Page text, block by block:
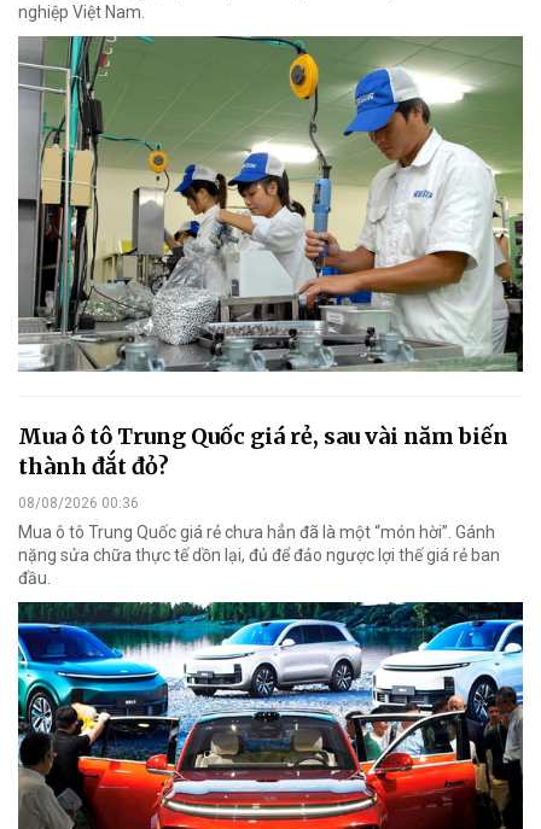
nghiệp Việt Nam.
Mua ô tô Trung Quốc giá rẻ, sau vài năm biến
thành đắt đỏ?
08/08/2026 00:36
Mua ô tô Trung Quốc giá rẻ chưa hẳn đã là một “món hời”. Gánh
nặng sửa chữa thực tế dồn lại, đủ để đảo ngược lợi thế giá rẻ ban
đầu.